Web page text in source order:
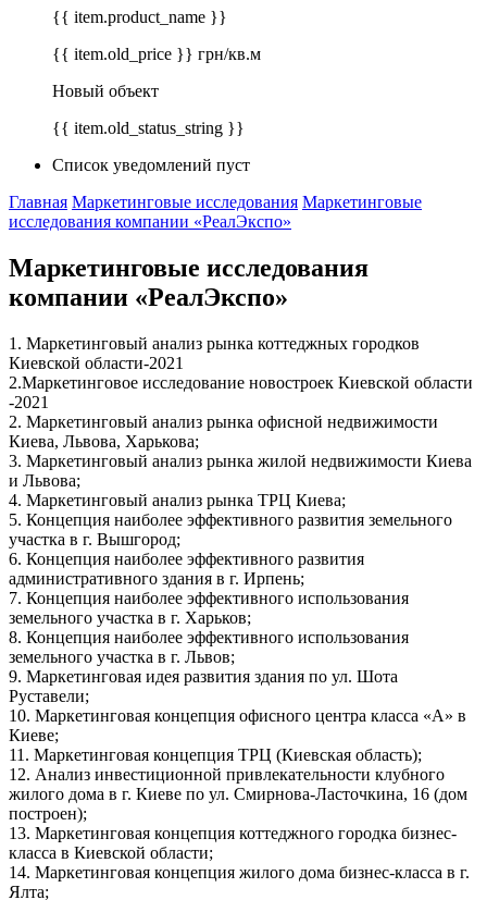
{{ item.product_name }}
{{ item.old_price }} грн/кв.м
Новый объект
{{ item.old_status_string }}
Список уведомлений пуст
Главная Маркетинговые исследования Маркетинговые
исследования компании «РеалЭкспо»
Маркетинговые исследования
компании «РеалЭкспо»
1. Маркетинговый анализ рынка коттеджных городков
Киевской области-2021
2.Маркетинговое исследование новостроек Киевской области
-2021
2. Маркетинговый анализ рынка офисной недвижимости
Киева, Львова, Харькова;
3. Маркетинговый анализ рынка жилой недвижимости Киева
и Львова;
4. Маркетинговый анализ рынка ТРЦ Киева;
5. Концепция наиболее эффективного развития земельного
участка в г. Вышгород;
6. Концепция наиболее эффективного развития
административного здания в г. Ирпень;
7. Концепция наиболее эффективного использования
земельного участка в г. Харьков;
8. Концепция наиболее эффективного использования
земельного участка в г. Львов;
9. Маркетинговая идея развития здания по ул. Шота
Руставели;
10. Маркетинговая концепция офисного центра класса «А» в
Киеве;
11. Маркетинговая концепция ТРЦ (Киевская область);
12. Анализ инвестиционной привлекательности клубного
жилого дома в г. Киеве по ул. Смирнова-Ласточкина, 16 (дом
построен);
13. Маркетинговая концепция коттеджного городка бизнес-
класса в Киевской области;
14. Маркетинговая концепция жилого дома бизнес-класса в г.
Ялта;